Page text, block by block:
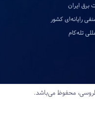
ایران
رایانه‌ای کشور
تله‌کام
محفوظ می‌باشد.